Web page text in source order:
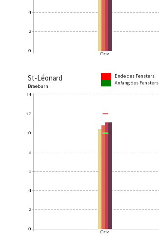
St-Léonard
Braeburn
Ende des Fensters
Anfang des Fensters